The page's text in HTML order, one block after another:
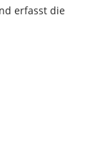
erfasst die